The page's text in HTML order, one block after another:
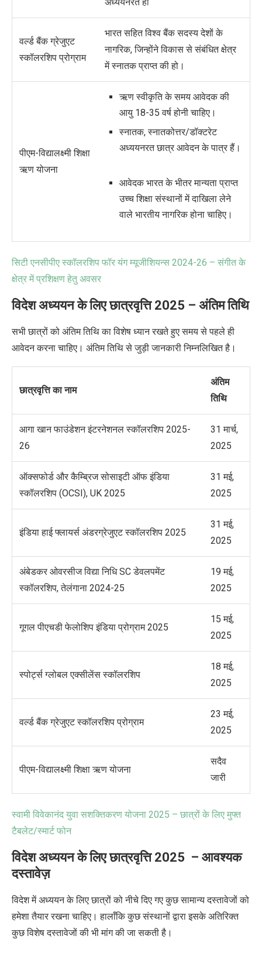
वर्ल्ड बैंक ग्रेजुएट
स्कॉलरशिप प्रोग्राम
भारत सहित विश्व बैंक सदस्य देशों के
नागरिक, जिन्होंनेविकास से संबंधित क्षेत्र
मेंस्नातकप्राप्त की हो।
पीएम-विद्यालक्ष्मी शिक्षा
ऋण योजना
ऋण स्वीकृति के समय आवेदक की
आयु 18-35 वर्ष होनी चाहिए।
स्नातक, स्नातकोत्तर/डॉक्टरेट
अध्ययनरत छात्र आवेदन के पात्र हैं।
आवेदक भारत के भीतर मान्यता प्राप्त
उच्च शिक्षा संस्थानों में दाखिला लेने
वाले भारतीय नागरिक होना चाहिए।
सिटी एनसीपीए स्कॉलरशिप फॉर यंग म्यूजीशियन्स 2024-26 – संगीत के
क्षेत्र में प्रशिक्षण हेतु अवसर
विदेश अध्ययन के लिए छात्रवृत्ति 2025 – अंतिम तिथि
सभी छात्रों को अंतिम तिथि का विशेष ध्यान रखते हुए समय से पहले ही
आवेदन करना चाहिए। अंतिम तिथि से जुड़ी जानकारी निम्नलिखित है।
छात्रवृत्ति का नाम
अंतिम
तिथि
आगा खान फाउंडेशन इंटरनेशनल स्कॉलरशिप 2025-
26
31 मार्च,
2025
ऑक्सफोर्ड और कैम्ब्रिज सोसाइटी ऑफ इंडिया
स्कॉलरशिप (OCSI), UK 2025
31 मई,
2025
इंडिया हाई फ्लायर्स अंडरग्रेजुएट स्कॉलरशिप 2025
31 मई,
2025
अंबेडकर ओवरसीज विद्या निधि SC डेवलपमेंट
स्कॉलरशिप, तेलंगाना 2024-25
19 मई,
2025
गूगल पीएचडी फेलोशिप इंडिया प्रोग्राम 2025
15 मई,
2025
स्पोर्ट्स ग्लोबल एक्सीलेंस स्कॉलरशिप
18 मई,
2025
वर्ल्ड बैंक ग्रेजुएट स्कॉलरशिप प्रोग्राम
23 मई,
2025
पीएम-विद्यालक्ष्मी शिक्षा ऋण योजना
सदैव
जारी
स्वामी विवेकानंद युवा सशक्तिकरण योजना 2025 – छात्रों के लिए मुफ्त
टैबलेट/स्मार्ट फोन
विदेश अध्ययन के लिए छात्रवृत्ति 2025 – आवश्यक
दस्तावेज़
विदेश में अध्ययन के लिए छात्रों को नीचे दिए गए कुछ सामान्य दस्तावेजों को
हमेशा तैयार रखना चाहिए। हालाँकि कुछ संस्थानों द्वारा इसके अतिरिक्त
कुछ विशेष दस्तावेजों की भी मांग की जा सकती है।